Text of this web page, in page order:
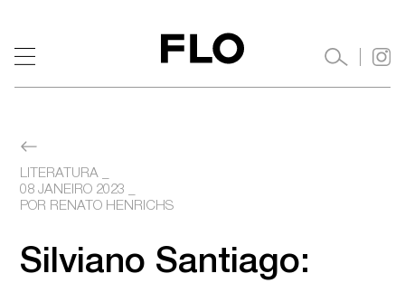
LITERATURA
08 JANEIRO 2023
POR RENATO HENRICHS
Silviano Santiago: